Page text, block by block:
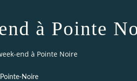
à Pointe
end à Pointe Noire
Pointe-Noire